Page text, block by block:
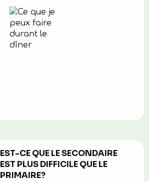
EST-CE QUE LE SECONDAIRE
EST PLUS DIFFICILE QUE LE
PRIMAIRE?